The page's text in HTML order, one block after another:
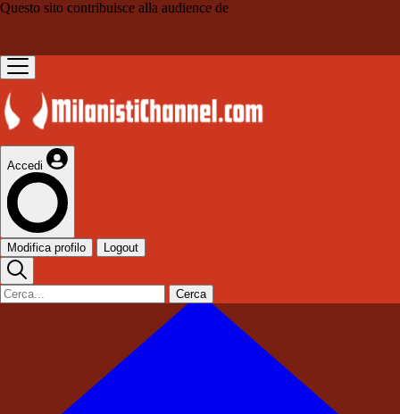
Questo sito contribuisce alla audience de
Accedi
Modifica profilo Logout
Cerca